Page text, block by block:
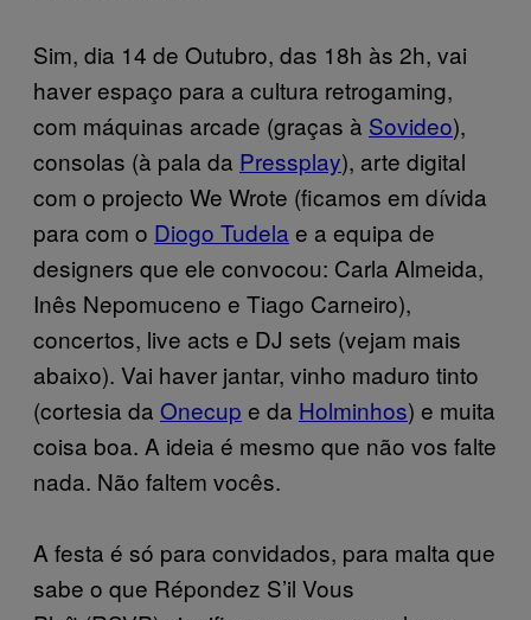
Sim, dia 14 de Outubro, das 18h às 2h, vai
haver espaço para a cultura retrogaming,
com máquinas arcade (graças à Sovideo),
consolas (à pala da Pressplay), arte digital
com o projecto We Wrote (ficamos em dívida
para com o Diogo Tudela e a equipa de
designers que ele convocou: Carla Almeida,
Inês Nepomuceno e Tiago Carneiro),
concertos, live acts e DJ sets (vejam mais
abaixo). Vai haver jantar, vinho maduro tinto
(cortesia da Onecup e da Holminhos) e muita
coisa boa. A ideia é mesmo que não vos falte
nada. Não faltem vocês.
A festa é só para convidados, para malta que
sabe o que Répondez S’il Vous